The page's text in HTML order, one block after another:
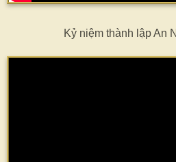
Kỷ niệm thành lập An